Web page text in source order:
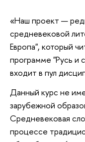
«Наш проект —
средневековой
Европа", который
программе "Русь и
входит в пул
Данный курс не
зарубежной
Средневековая
процессе